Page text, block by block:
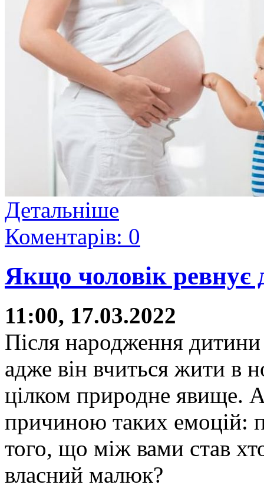
Детальніше
Коментарів: 0
Якщо чоловік ревнує
11:00, 17.03.2022
Після народження
адже він вчиться жити в
цілком природне явище.
причиною таких емоцій:
того, що між вами став
власний малюк?